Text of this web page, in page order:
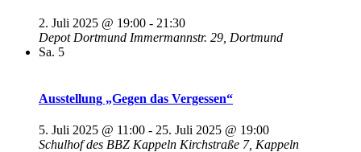
2. Juli 2025 @ 19:00 - 21:30
Depot Dortmund Immermannstr. 29, Dortmund
Sa. 5
Ausstellung „Gegen das Vergessen“
5. Juli 2025 @ 11:00 - 25. Juli 2025 @ 19:00
Schulhof des BBZ Kappeln Kirchstraße 7, Kappeln